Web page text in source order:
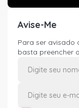
Avise-Me
Para ser avisado
basta preencher